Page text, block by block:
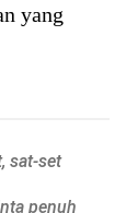
yang
sat-set
penuh